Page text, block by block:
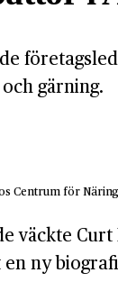
gärning.
Centrum för
väckte
ny